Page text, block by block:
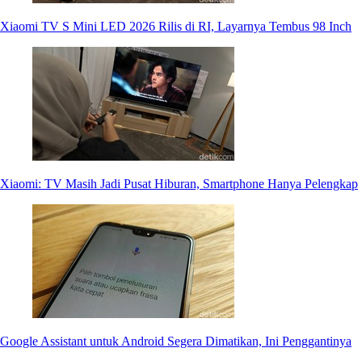
Xiaomi TV S Mini LED 2026 Rilis di RI, Layarnya Tembus 98 Inch
Xiaomi: TV Masih Jadi Pusat Hiburan, Smartphone Hanya Pelengkap
Google Assistant untuk Android Segera Dimatikan, Ini Penggantinya